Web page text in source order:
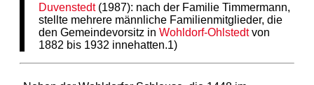
Duvenstedt(1987): nach der Familie Timmermann,
stellte mehrere männliche Familienmitglieder, die
den Gemeindevorsitz inWohldorf-Ohlstedtvon
1882 bis 1932 innehatten.1)